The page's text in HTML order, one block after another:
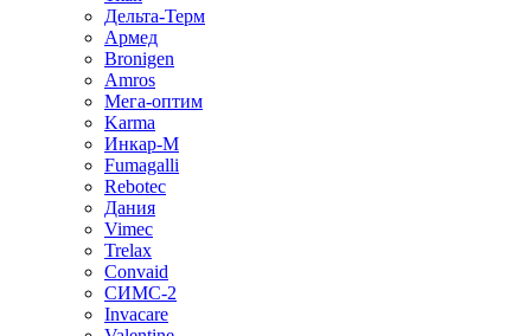
Дельта-Терм
Армед
Bronigen
Amros
Мега-оптим
Karma
Инкар-М
Fumagalli
Rebotec
Дания
Vimec
Trelax
Convaid
СИМС-2
Invacare